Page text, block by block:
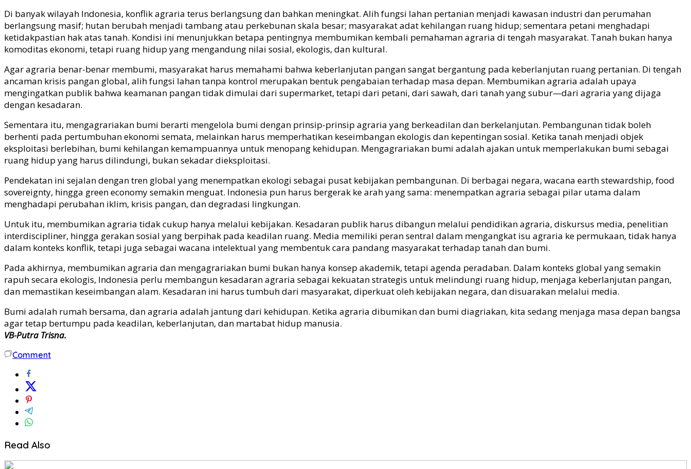
Di banyak wilayah Indonesia, konflik agraria terus berlangsung dan bahkan meningkat. Alih fungsi lahan pertanian menjadi kawasan industri dan perumahan
berlangsung masif; hutan berubah menjadi tambang atau perkebunan skala besar; masyarakat adat kehilangan ruang hidup; sementara petani menghadapi
ketidakpastian hak atas tanah. Kondisi ini menunjukkan betapa pentingnya membumikan kembali pemahaman agraria di tengah masyarakat. Tanah bukan hanya
komoditas ekonomi, tetapi ruang hidup yang mengandung nilai sosial, ekologis, dan kultural.
Agar agraria benar-benar membumi, masyarakat harus memahami bahwa keberlanjutan pangan sangat bergantung pada keberlanjutan ruang pertanian. Di tengah
ancaman krisis pangan global, alih fungsi lahan tanpa kontrol merupakan bentuk pengabaian terhadap masa depan. Membumikan agraria adalah upaya
mengingatkan publik bahwa keamanan pangan tidak dimulai dari supermarket, tetapi dari petani, dari sawah, dari tanah yang subur—dari agraria yang dijaga
dengan kesadaran.
Sementara itu, mengagrariakan bumi berarti mengelola bumi dengan prinsip-prinsip agraria yang berkeadilan dan berkelanjutan. Pembangunan tidak boleh
berhenti pada pertumbuhan ekonomi semata, melainkan harus memperhatikan keseimbangan ekologis dan kepentingan sosial. Ketika tanah menjadi objek
eksploitasi berlebihan, bumi kehilangan kemampuannya untuk menopang kehidupan. Mengagrariakan bumi adalah ajakan untuk memperlakukan bumi sebagai
ruang hidup yang harus dilindungi, bukan sekadar dieksploitasi.
Pendekatan ini sejalan dengan tren global yang menempatkan ekologi sebagai pusat kebijakan pembangunan. Di berbagai negara, wacana earth stewardship, food
sovereignty, hingga green economy semakin menguat. Indonesia pun harus bergerak ke arah yang sama: menempatkan agraria sebagai pilar utama dalam
menghadapi perubahan iklim, krisis pangan, dan degradasi lingkungan.
Untuk itu, membumikan agraria tidak cukup hanya melalui kebijakan. Kesadaran publik harus dibangun melalui pendidikan agraria, diskursus media, penelitian
interdiscipliner, hingga gerakan sosial yang berpihak pada keadilan ruang. Media memiliki peran sentral dalam mengangkat isu agraria ke permukaan, tidak hanya
dalam konteks konflik, tetapi juga sebagai wacana intelektual yang membentuk cara pandang masyarakat terhadap tanah dan bumi.
Pada akhirnya, membumikan agraria dan mengagrariakan bumi bukan hanya konsep akademik, tetapi agenda peradaban. Dalam konteks global yang semakin
rapuh secara ekologis, Indonesia perlu membangun kesadaran agraria sebagai kekuatan strategis untuk melindungi ruang hidup, menjaga keberlanjutan pangan,
dan memastikan keseimbangan alam. Kesadaran ini harus tumbuh dari masyarakat, diperkuat oleh kebijakan negara, dan disuarakan melalui media.
Bumi adalah rumah bersama, dan agraria adalah jantung dari kehidupan. Ketika agraria dibumikan dan bumi diagriakan, kita sedang menjaga masa depan bangsa
agar tetap bertumpu pada keadilan, keberlanjutan, dan martabat hidup manusia.
VB-Putra Trisna.
Comment
Read Also